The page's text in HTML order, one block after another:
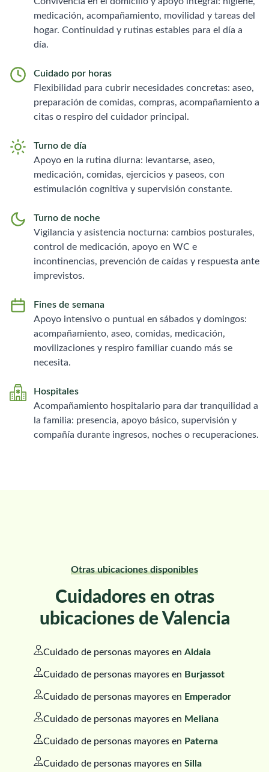
medicación, acompañamiento, movilidad y tareas del
hogar. Continuidad y rutinas estables para el día a
día.
Cuidado por horas
Flexibilidad para cubrir necesidades concretas: aseo,
preparación de comidas, compras, acompañamiento a
citas o respiro del cuidador principal.
Turno de día
Apoyo en la rutina diurna: levantarse, aseo,
medicación, comidas, ejercicios y paseos, con
estimulación cognitiva y supervisión constante.
Turno de noche
Vigilancia y asistencia nocturna: cambios posturales,
control de medicación, apoyo en WC e
incontinencias, prevención de caídas y respuesta ante
imprevistos.
Fines de semana
Apoyo intensivo o puntual en sábados y domingos:
acompañamiento, aseo, comidas, medicación,
movilizaciones y respiro familiar cuando más se
necesita.
Hospitales
Acompañamiento hospitalario para dar tranquilidad a
la familia: presencia, apoyo básico, supervisión y
compañía durante ingresos, noches o recuperaciones.
Otras ubicaciones disponibles
Cuidadores en otras
ubicaciones de Valencia
Cuidado de personas mayores en Aldaia
Cuidado de personas mayores en Burjassot
Cuidado de personas mayores en Emperador
Cuidado de personas mayores en Meliana
Cuidado de personas mayores en Paterna
Cuidado de personas mayores en Silla